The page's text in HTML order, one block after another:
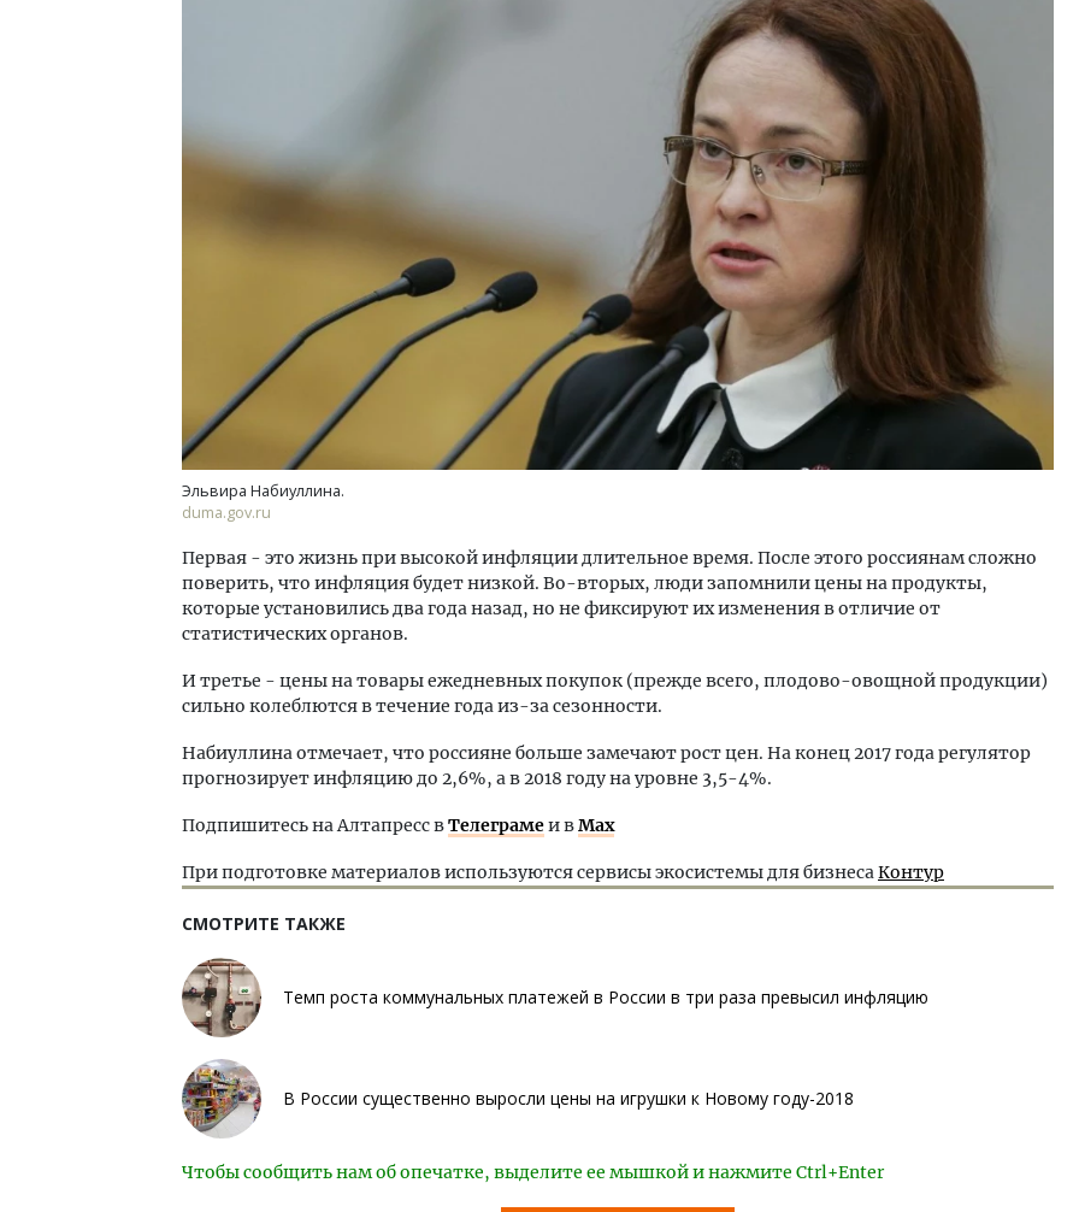
Эльвира Набиуллина.
duma.gov.ru
Первая - это жизнь при высокой инфляции длительное время. После этого россиянам сложно
поверить, что инфляция будет низкой. Во-вторых, люди запомнили цены на продукты,
которые установились два года назад, но не фиксируют их изменения в отличие от
статистических органов.
И третье - цены на товары ежедневных покупок (прежде всего, плодово-овощной продукции)
сильно колеблются в течение года из-за сезонности.
Набиуллина отмечает, что россияне больше замечают рост цен. На конец 2017 года регулятор
прогнозирует инфляцию до 2,6%, а в 2018 году на уровне 3,5-4%.
Подпишитесь на Алтапресс вТелеграмеи вMax
При подготовке материалов используются сервисы экосистемы для бизнесаКонтур
СМОТРИТЕ ТАКЖЕ
Темп роста коммунальных платежей в России в три раза превысил инфляцию
В России существенно выросли цены на игрушки к Новому году-2018
Чтобы сообщить нам об опечатке, выделите ее мышкой и нажмите Ctrl+Enter
Архитектурный код начинается с
земли. Мощение крупноформатными
плитами становится новым
стандартом благоустройства
СТРОИТЕЛЬСТВО
Ищем новые берега.
«Жилищной инициативы»
Гатилов — о том, как
оставаться на плаву,
СТРОИТЕЛЬСТВО